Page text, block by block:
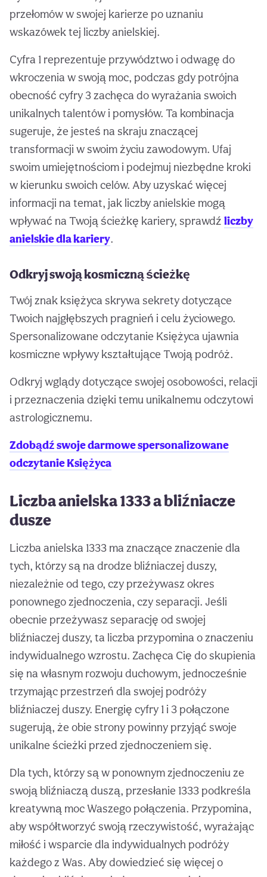
przełomów w swojej karierze po uznaniu
wskazówek tej liczby anielskiej.
Cyfra 1 reprezentuje przywództwo i odwagę do
wkroczenia w swoją moc, podczas gdy potrójna
obecność cyfry 3 zachęca do wyrażania swoich
unikalnych talentów i pomysłów. Ta kombinacja
sugeruje, że jesteś na skraju znaczącej
transformacji w swoim życiu zawodowym. Ufaj
swoim umiejętnościom i podejmuj niezbędne kroki
w kierunku swoich celów. Aby uzyskać więcej
informacji na temat, jak liczby anielskie mogą
wpływać na Twoją ścieżkę kariery, sprawdź liczby
anielskie dla kariery.
Odkryj swoją kosmiczną ścieżkę
Twój znak księżyca skrywa sekrety dotyczące
Twoich najgłębszych pragnień i celu życiowego.
Spersonalizowane odczytanie Księżyca ujawnia
kosmiczne wpływy kształtujące Twoją podróż.
Odkryj wglądy dotyczące swojej osobowości, relacji
i przeznaczenia dzięki temu unikalnemu odczytowi
astrologicznemu.
Zdobądź swoje darmowe spersonalizowane
odczytanie Księżyca
Liczba anielska 1333 a bliźniacze
dusze
Liczba anielska 1333 ma znaczące znaczenie dla
tych, którzy są na drodze bliźniaczej duszy,
niezależnie od tego, czy przeżywasz okres
ponownego zjednoczenia, czy separacji. Jeśli
obecnie przeżywasz separację od swojej
bliźniaczej duszy, ta liczba przypomina o znaczeniu
indywidualnego wzrostu. Zachęca Cię do skupienia
się na własnym rozwoju duchowym, jednocześnie
trzymając przestrzeń dla swojej podróży
bliźniaczej duszy. Energię cyfry 1 i 3 połączone
sugerują, że obie strony powinny przyjąć swoje
unikalne ścieżki przed zjednoczeniem się.
Dla tych, którzy są w ponownym zjednoczeniu ze
swoją bliźniaczą duszą, przesłanie 1333 podkreśla
kreatywną moc Waszego połączenia. Przypomina,
aby współtworzyć swoją rzeczywistość, wyrażając
miłość i wsparcie dla indywidualnych podróży
każdego z Was. Aby dowiedzieć się więcej o